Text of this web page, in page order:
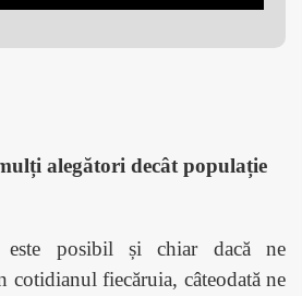
alegători decât populație
posibil și chiar dacă ne
cotidianul fiecăruia, câteodată ne